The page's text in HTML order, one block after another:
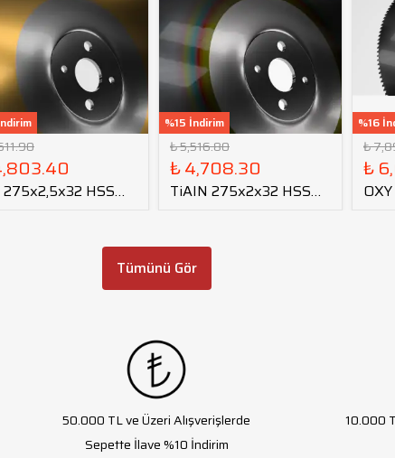
HSS
%15 İndirim
₺ 5,516.80
₺ 4,708.30
TiAIN 275x2x32 HSS
%16
₺
₺
Tümünü Gör
50.000 TL ve Üzeri Alışverişlerde
Sepette İlave %10 İndirim
10.000